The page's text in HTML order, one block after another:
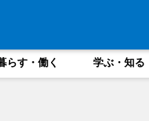
らす・働く 学ぶ・知る